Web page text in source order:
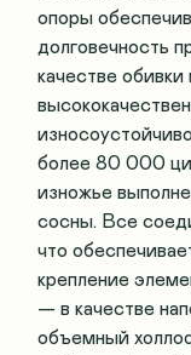
опоры
долговечность
качестве
более 80 000
изножье
сосны. Все
что
крепление
— в качестве
объемный